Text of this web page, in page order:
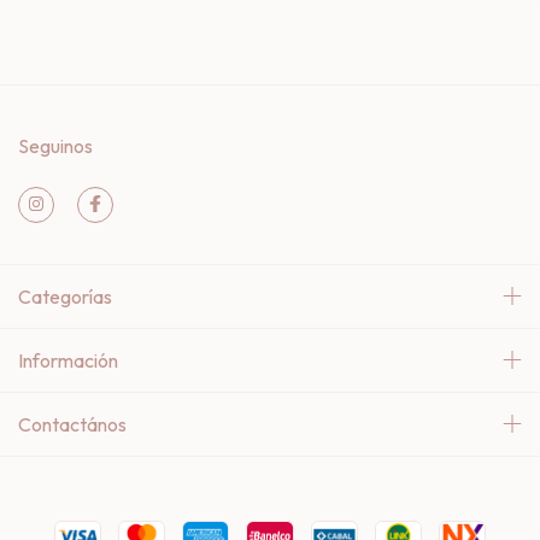
Seguinos
Categorías
Información
Contactános